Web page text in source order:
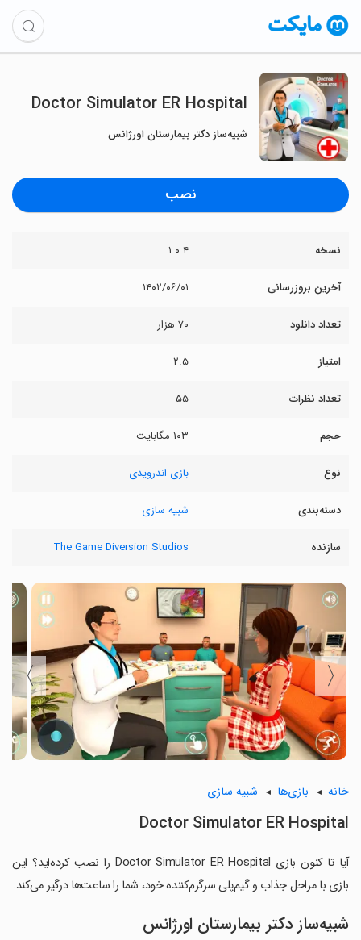
Doctor Simulator ER Hospital
شبیه‌ساز دکتر بیمارستان اورژانس
نصب
نسخه ۱.۰.۴
آخرین بروزرسانی ۱۴۰۲/۰۶/۰۱
تعداد دانلود ۷۰ هزار
امتیاز ۲.۵
تعداد نظرات ۵۵
حجم ۱۰۳ مگابایت
نوع بازی اندرویدی
دسته‌بندی شبیه سازی
سازنده The Game Diversion Studios
〈
〉
خانه بازی‌ها شبیه سازی
Doctor Simulator ER Hospital
آیا تا کنون بازی Doctor Simulator ER Hospital را نصب کرده‌اید؟ این
بازی با مراحل جذاب و گیم‌پلی سرگرم‌کننده خود، شما را ساعت‌ها درگیر می‌کند.
شبیه‌ساز دکتر بیمارستان اورژانس